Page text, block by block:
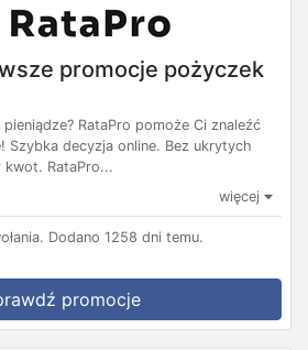
promocje pożyczek
RataPro pomoże Ci znaleźć
Szybka decyzja online. Bez ukrytych
kwot. RataPro...
więcej
Dodano 1258 dni temu.
promocje